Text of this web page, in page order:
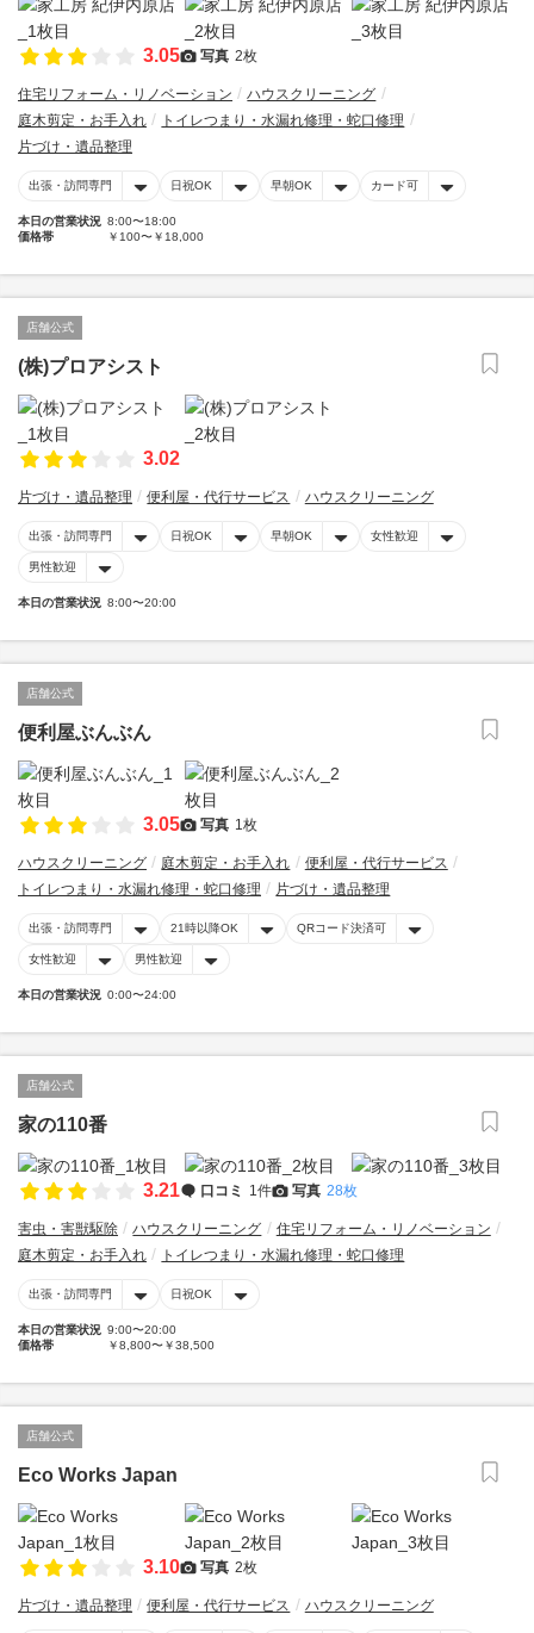
3.05 写真 2枚
住宅リフォーム・リノベーション
ハウスクリーニング
庭木剪定・お手入れ
トイレつまり・水漏れ修理・蛇口修理
片づけ・遺品整理
出張・訪問専門 日祝OK 早朝OK カード可
本日の営業状況 8:00〜18:00
価格帯
￥100〜￥18,000
店舗公式
(株)プロアシスト
3.02
片づけ・遺品整理 便利屋・代行サービス ハウスクリーニング
出張・訪問専門 日祝OK 早朝OK 女性歓迎
男性歓迎
本日の営業状況 8:00〜20:00
店舗公式
便利屋ぶんぶん
3.05 写真 1枚
ハウスクリーニング 庭木剪定・お手入れ
便利屋・代行サービス
トイレつまり・水漏れ修理・蛇口修理
片づけ・遺品整理
出張・訪問専門 21時以降OK QRコード決済可
女性歓迎 男性歓迎
本日の営業状況 0:00〜24:00
店舗公式
家の110番
3.21 口コミ 1件 写真 28枚
害虫・害獣駆除 ハウスクリーニング
住宅リフォーム・リノベーション
庭木剪定・お手入れ
トイレつまり・水漏れ修理・蛇口修理
出張・訪問専門 日祝OK
本日の営業状況 9:00〜20:00
価格帯
￥8,800〜￥38,500
店舗公式
Eco Works Japan
3.10 写真 2枚
片づけ・遺品整理 便利屋・代行サービス ハウスクリーニング